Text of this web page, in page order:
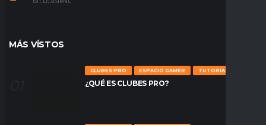
MÁS VÍSTOS
CLUBES PRO ESPACIO GAMER TUTORIALES
¿QUÉ ES CLUBES PRO?